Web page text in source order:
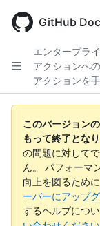
main
GitHub
エンタープラ
アクションへ
アクションを
このバージョン
もって終了とな
の問題に対して
ん。 パフォーマ
向上を図るために
ーバーにアップ
するヘルプについ